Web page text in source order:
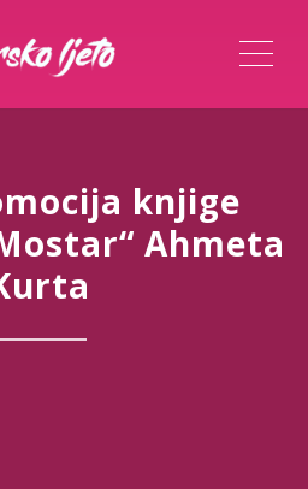
knjige
Ahmeta